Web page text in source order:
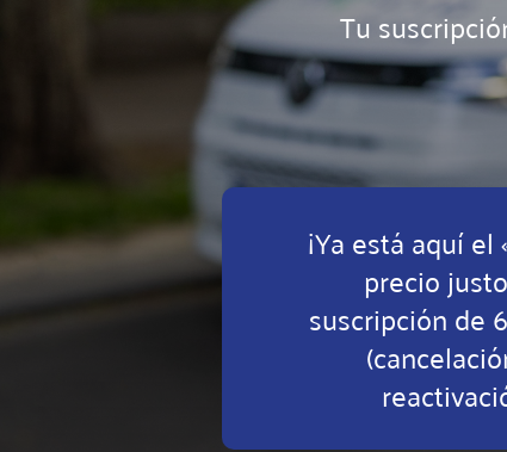
Tu
¡Ya está aquí
precio
suscripción de